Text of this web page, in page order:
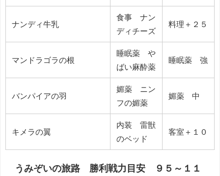
ナンディ牛乳
食事 ナン
ディチーズ
料理＋２５
マンドラゴラの根
睡眠薬 や
ばい麻酔薬
睡眠薬 強
バンパイアの羽
媚薬 ニン
フの媚薬
媚薬 中
キメラの翼
内装 雷獣
のベッド
客室＋１０
うみぞいの旅路 勝利戦力目安 ９５～１１